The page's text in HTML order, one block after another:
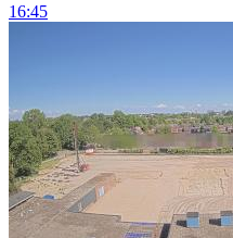
16:45